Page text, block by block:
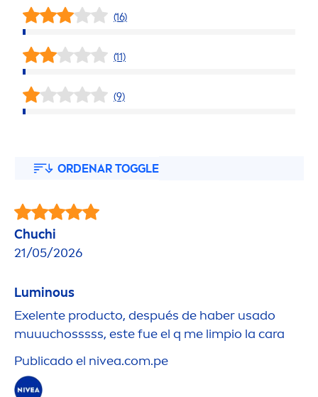
(16)
(11)
(9)
ORDENAR TOGGLE
Chuchi
21/05/2026
Luminous
Exelente producto, después de haber usado
muuuchosssss, este fue el q me limpio la cara
Publicado el nivea.com.pe